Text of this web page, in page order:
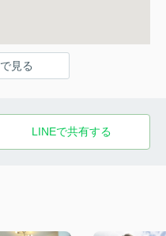
見る
LINEで共有する